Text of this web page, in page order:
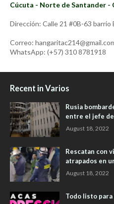
Cúcuta - Norte de Santander -
Dirección: Calle 21 #0B-63 barrio
Correo:
WhatsApp: (+57) 310 8781918
Recent in Varios
Rusia
entre el jefe
August 18, 2022
Rescatan con
atrapados en
August 18, 2022
Todo listo para